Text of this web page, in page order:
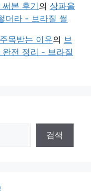
본 후기의 상파울
더라 - 브라질 썰
목받는 이유의 브
전 정리 - 브라질
검색